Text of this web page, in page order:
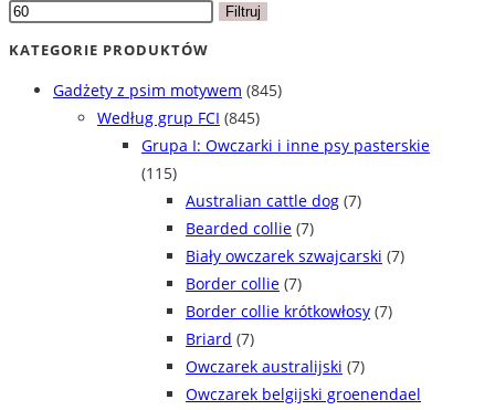
Filtruj
KATEGORIE PRODUKTÓW
Gadżety z psim motywem (845)
Według grup FCI (845)
Grupa I: Owczarki i inne psy pasterskie
(115)
Australian cattle dog (7)
Bearded collie (7)
Biały owczarek szwajcarski (7)
Border collie (7)
Border collie krótkowłosy (7)
Briard (7)
Owczarek australijski (7)
Owczarek belgijski groenendael